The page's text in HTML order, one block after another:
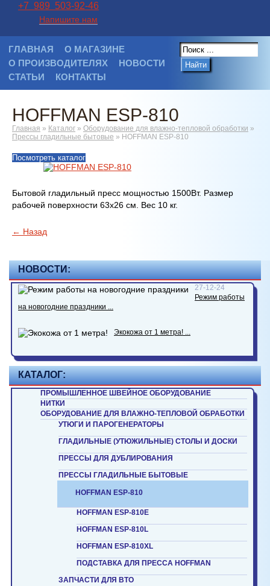
+7 989 503-92-46
Напишите нам
ГЛАВНАЯ
О МАГАЗИНЕ
О ПРОИЗВОДИТЕЛЯХ
НОВОСТИ
СТАТЬИ
КОНТАКТЫ
Найти
НОВОСТИ:
27-12-24
Режим работы
на новогодние праздники ...
Экокожа от 1 метра! ...
КАТАЛОГ:
ПРОМЫШЛЕННОЕ ШВЕЙНОЕ ОБОРУДОВАНИЕ
НИТКИ
ОБОРУДОВАНИЕ ДЛЯ ВЛАЖНО-ТЕПЛОВОЙ ОБРАБОТКИ
УТЮГИ И ПАРОГЕНЕРАТОРЫ
ГЛАДИЛЬНЫЕ (УТЮЖИЛЬНЫЕ) СТОЛЫ И ДОСКИ
ПРЕССЫ ДЛЯ ДУБЛИРОВАНИЯ
ПРЕССЫ ГЛАДИЛЬНЫЕ БЫТОВЫЕ
HOFFMAN ESP-810
HOFFMAN ESP-810E
HOFFMAN ESP-810L
HOFFMAN ESP-810XL
ПОДСТАВКА ДЛЯ ПРЕССА HOFFMAN
ЗАПЧАСТИ ДЛЯ ВТО
HOFFMAN ESP-810
Главная » Каталог » Оборудование для влажно-тепловой обработки »
Прессы гладильные бытовые » HOFFMAN ESP-810
Посмотреть каталог
Бытовой гладильный пресс мощностью 1500Вт. Размер
рабочей поверхности 63x26 см. Вес 10 кг.
← Назад